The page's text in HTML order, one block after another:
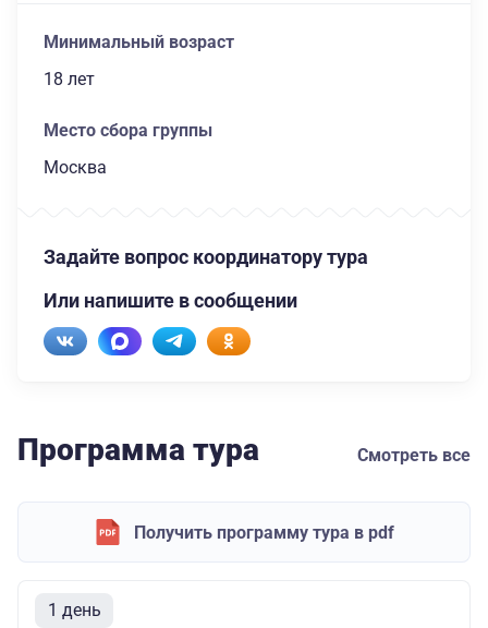
Минимальный возраст
18 лет
Место сбора группы
Москва
Задайте вопрос координатору тура
Или напишите в сообщении
Программа тура Смотреть все
Получить программу тура в pdf
1 день